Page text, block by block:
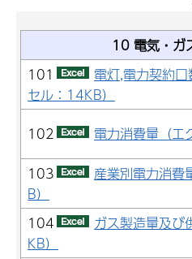
10 電気・ガ
101
電灯,電力契約
セル：14KB）
102
電力消費量（エ
103
産業別電力消費
B）
104
ガス製造量及び
KB）